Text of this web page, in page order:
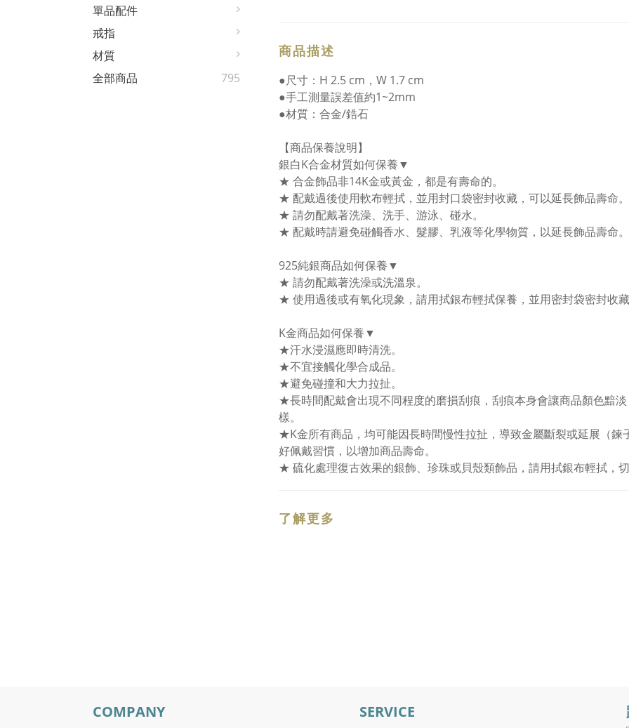
單品配件
戒指
材質
全部商品
795
商品描述
●尺寸：H 2.5 cm，W 1.7 cm
●手工測量誤差值約1~2mm
●材質：合金/鋯石
【商品保養說明】
銀白K合金材質如何保養▼
★ 合金飾品非14K金或黃金，都是有壽命的。
★ 配戴過後使用軟布輕拭，並用封口袋密封收藏，可以延長飾品壽命
★ 請勿配戴著洗澡、洗手、游泳、碰水。
★ 配戴時請避免碰觸香水、髮膠、乳液等化學物質，以延長飾品壽命。
925純銀商品如何保養▼
★ 請勿配戴著洗澡或洗溫泉。
★ 使用過後或有氧化現象，請用拭銀布輕拭保養，並用密封袋密封收藏
K金商品如何保養▼
★汗水浸濕應即時清洗。
★不宜接觸化學合成品。
★避免碰撞和大力拉扯。
★長時間配戴會出現不同程度的磨損刮痕，刮痕本身會讓商品顏色黯
樣。
★K金所有商品，均可能因長時間慢性拉扯，導致金屬斷裂或延展（鍊
好佩戴習慣，以增加商品壽命。
★ 硫化處理復古效果的銀飾、珍珠或貝殼類飾品，請用拭銀布輕拭，切
了解更多
COMPANY SERVICE